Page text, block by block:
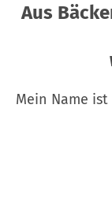
Aus
Mein Name